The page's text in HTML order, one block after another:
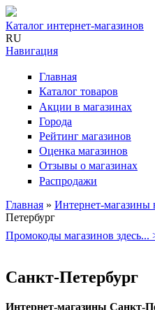
Каталог интернет-магазинов
RU
Навигация
Главная
Каталог товаров
Акции в магазинах
Города
Рейтинг магазинов
Оценка магазинов
Отзывы о магазинах
Распродажи
Вы здесь
Главная » Интернет-магазины
Петербург
Промокоды магазинов здесь...
Санкт-Петербург
Интернет-магазины Санкт-